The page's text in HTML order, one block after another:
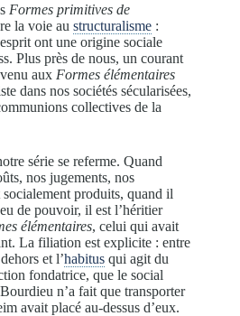
Formes primitives de
la voie au structuralisme :
ont une origine sociale
Plus près de nous, un courant
aux Formes élémentaires
dans nos sociétés sécularisées,
collectives de la
série se referme. Quand
nos jugements, nos
produits, quand il
de pouvoir, il est l’héritier
élémentaires, celui qui avait
La filiation est explicite : entre
et l’habitus qui agit du
fondatrice, que le social
n’a fait que transporter
avait placé au-dessus d’eux.